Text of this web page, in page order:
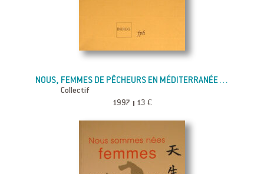
NOUS, FEMMES DE PÊCHEURS EN MÉDITERRANÉE…
Collectif
1997 13 €